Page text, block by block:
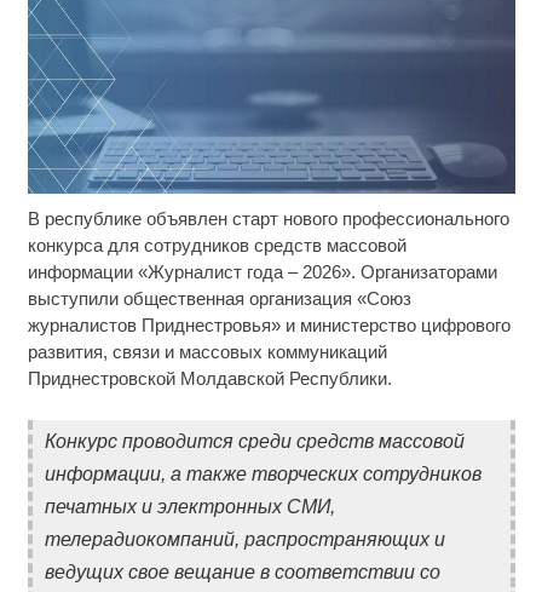
В республике объявлен старт нового профессионального
конкурса для сотрудников средств массовой
информации «Журналист года – 2026». Организаторами
выступили общественная организация «Союз
журналистов Приднестровья» и министерство цифрового
развития, связи и массовых коммуникаций
Приднестровской Молдавской Республики.
Конкурс проводится среди средств массовой
информации, а также творческих сотрудников
печатных и электронных СМИ,
телерадиокомпаний, распространяющих и
ведущих свое вещание в соответствии со
i
Скрытая камера на пляже Крыма: Что люди
вытворяют, когда их не видят...
Ролик длится несколько секунд, а смеяться вы
будете долго
Ролик из Омска: вы будете смеяться долго